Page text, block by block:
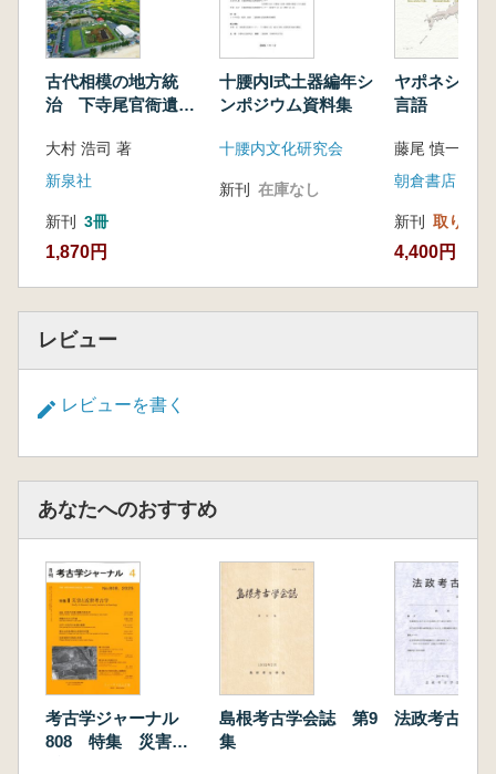
古代相模の地方統
治 下寺尾官衙遺跡
大村 浩司 著
新泉社
新刊 3冊
1,870円
十腰内I式土器編年シ
ンポジウム資料集
十腰内文化研究会
新刊 在庫なし
ヤポネシア
言語
朝倉書店
新刊 取り寄せ
4,400円
レビュー
レビューを書く
あなたへのおすすめ
考古学ジャーナル
808 特集 災害と
島根考古学会誌 第9
集
法政考古学